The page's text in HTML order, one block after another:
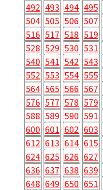
492 493 494 495
504 505 506 507
516 517 518 519
528 529 530 531
540 541 542 543
552 553 554 555
564 565 566 567
576 577 578 579
588 589 590 591
600 601 602 603
612 613 614 615
624 625 626 627
636 637 638 639
648 649 650 651